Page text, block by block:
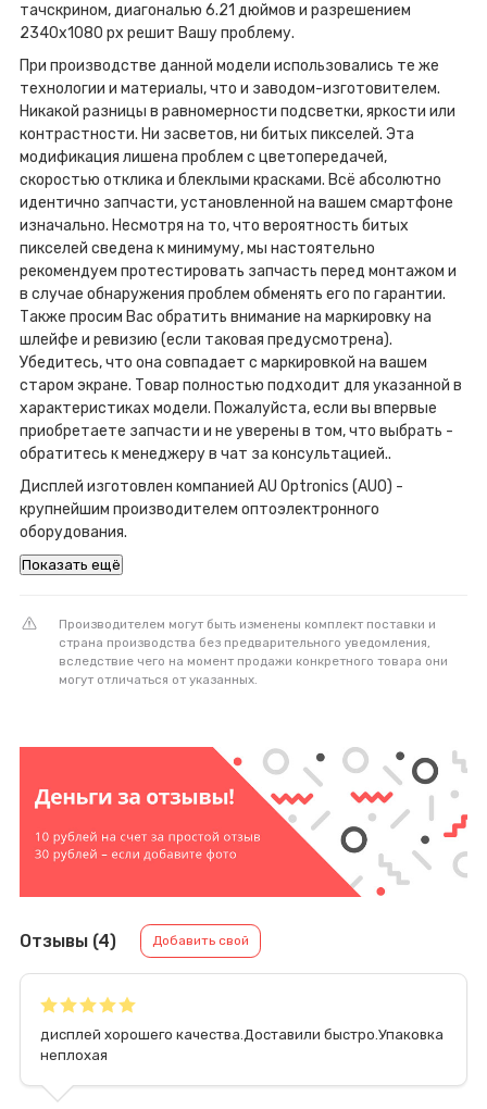
тачскрином, диагональю 6.21 дюймов и разрешением
2340х1080 px решит Вашу проблему.
При производстве данной модели использовались те же
технологии и материалы, что и заводом-изготовителем.
Никакой разницы в равномерности подсветки, яркости или
контрастности. Ни засветов, ни битых пикселей. Эта
модификация лишена проблем с цветопередачей,
скоростью отклика и блеклыми красками. Всё абсолютно
идентично запчасти, установленной на вашем смартфоне
изначально. Несмотря на то, что вероятность битых
пикселей сведена к минимуму, мы настоятельно
рекомендуем протестировать запчасть перед монтажом и
в случае обнаружения проблем обменять его по гарантии.
Также просим Вас обратить внимание на маркировку на
шлейфе и ревизию (если таковая предусмотрена).
Убедитесь, что она совпадает с маркировкой на вашем
старом экране. Товар полностью подходит для указанной в
характеристиках модели. Пожалуйста, если вы впервые
приобретаете запчасти и не уверены в том, что выбрать -
обратитесь к менеджеру в чат за консультацией..
Дисплей изготовлен компанией AU Optronics (AUO) -
крупнейшим производителем оптоэлектронного
оборудования.
Показать ещё
Производителем могут быть изменены комплект поставки и
страна производства без предварительного уведомления,
вследствие чего на момент продажи конкретного товара они
могут отличаться от указанных.
Отзывы (4) Добавить свой
дисплей хорошего качества.Доставили быстро.Упаковка
неплохая